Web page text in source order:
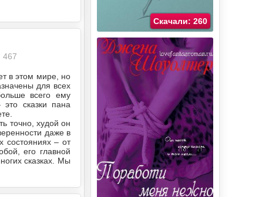
467
в этом мире, но
для всех
всего ему
сказки пана
точно, худой он
даже в
состояниях – от
его главной
сказках. Мы
Скачали: 260